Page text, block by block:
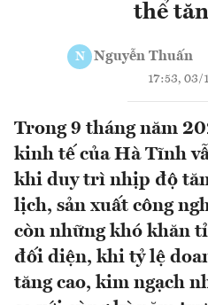
thể
N Nguyễn Thuấn
17:53, 03/
Trong 9 tháng năm
kinh tế của Hà Tĩnh
khi duy trì nhịp độ
lịch, sản xuất công
còn những khó khăn
đối diện, khi tỷ lệ
tăng cao, kim ngạch